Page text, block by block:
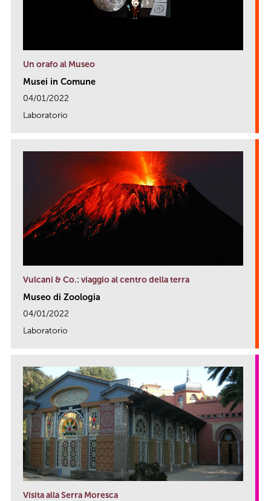
Un orafo al Museo
Musei in Comune
04/01/2022
Laboratorio
Vulcani & Co.: viaggio al centro della terra
Museo di Zoologia
04/01/2022
Laboratorio
Visita alla Serra Moresca